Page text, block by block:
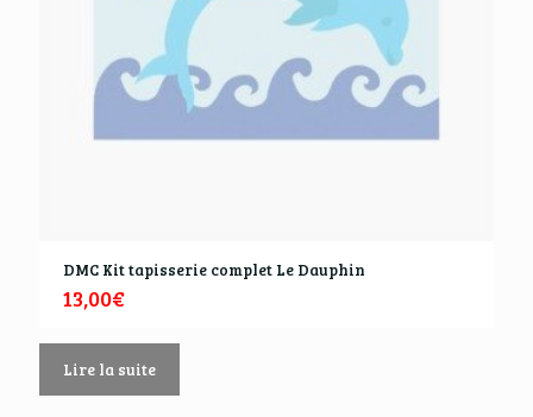
DMC Kit tapisserie complet Le Dauphin
13,00€
Lire la suite